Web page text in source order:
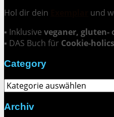
Hol dir dein
und
▪ Inklusive veganer, gluten-
▪ DAS Buch für Cookie-
Category
Category
Archiv